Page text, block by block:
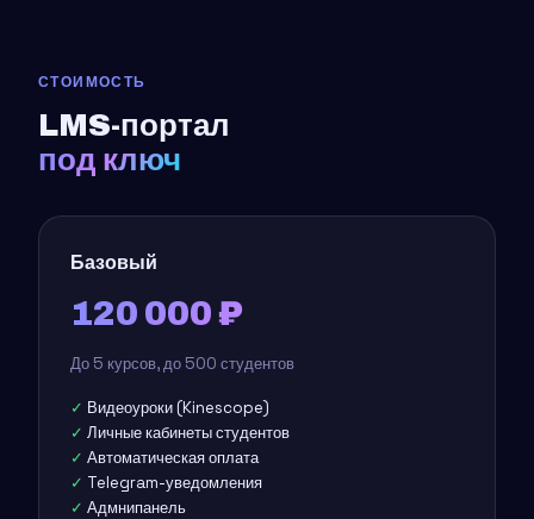
СТОИМОСТЬ
LMS-портал
под ключ
Базовый
120 000 ₽
До 5 курсов, до 500 студентов
Видеоуроки (Kinescope)
Личные кабинеты студентов
Автоматическая оплата
Telegram-уведомления
Адмнипанель